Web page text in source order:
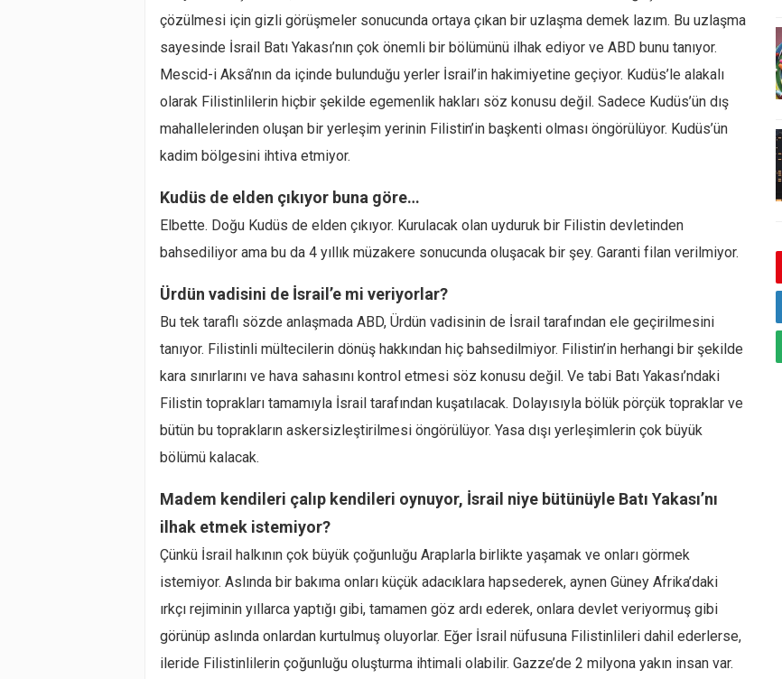
çözülmesi için gizli görüşmeler sonucunda ortaya çıkan bir uzlaşma demek lazım. Bu uzlaşma
sayesinde İsrail Batı Yakası’nın çok önemli bir bölümünü ilhak ediyor ve ABD bunu tanıyor.
Mescid-i Aksâ’nın da içinde bulunduğu yerler İsrail’in hakimiyetine geçiyor. Kudüs’le alakalı
olarak Filistinlilerin hiçbir şekilde egemenlik hakları söz konusu değil. Sadece Kudüs’ün dış
mahallelerinden oluşan bir yerleşim yerinin Filistin’in başkenti olması öngörülüyor. Kudüs’ün
kadim bölgesini ihtiva etmiyor.
Kudüs de elden çıkıyor buna göre…
Elbette. Doğu Kudüs de elden çıkıyor. Kurulacak olan uyduruk bir Filistin devletinden
bahsediliyor ama bu da 4 yıllık müzakere sonucunda oluşacak bir şey. Garanti filan verilmiyor.
Ürdün vadisini de İsrail’e mi veriyorlar?
Bu tek taraflı sözde anlaşmada ABD, Ürdün vadisinin de İsrail tarafından ele geçirilmesini
tanıyor. Filistinli mültecilerin dönüş hakkından hiç bahsedilmiyor. Filistin’in herhangi bir şekilde
kara sınırlarını ve hava sahasını kontrol etmesi söz konusu değil. Ve tabi Batı Yakası’ndaki
Filistin toprakları tamamıyla İsrail tarafından kuşatılacak. Dolayısıyla bölük pörçük topraklar ve
bütün bu toprakların askersizleştirilmesi öngörülüyor. Yasa dışı yerleşimlerin çok büyük
bölümü kalacak.
Madem kendileri çalıp kendileri oynuyor, İsrail niye bütünüyle Batı Yakası’nı
ilhak etmek istemiyor?
Çünkü İsrail halkının çok büyük çoğunluğu Araplarla birlikte yaşamak ve onları görmek
istemiyor. Aslında bir bakıma onları küçük adacıklara hapsederek, aynen Güney Afrika’daki
ırkçı rejiminin yıllarca yaptığı gibi, tamamen göz ardı ederek, onlara devlet veriyormuş gibi
görünüp aslında onlardan kurtulmuş oluyorlar. Eğer İsrail nüfusuna Filistinlileri dahil ederlerse,
ileride Filistinlilerin çoğunluğu oluşturma ihtimali olabilir. Gazze’de 2 milyona yakın insan var.